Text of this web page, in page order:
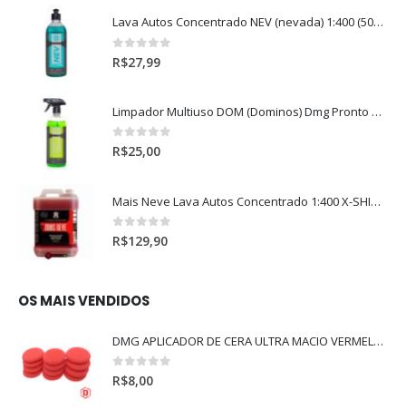
Lava Autos Concentrado NEV (nevada) 1:400 (500ml)
0 out of 5
R$27,99
Limpador Multiuso DOM (Dominos) Dmg Pronto P/Uso (500ml)
0out of 5
R$25,00
Mais Neve Lava Autos Concentrado 1:400 X-SHINE 5Litros
0out of 5
R$129,90
OS MAIS VENDIDOS
DMG APLICADOR DE CERA ULTRA MACIO VERMELHO l
0out of 5
R$8,00